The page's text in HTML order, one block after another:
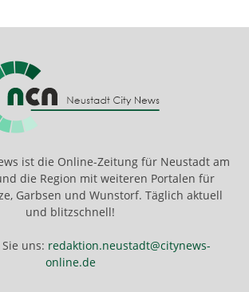
ist die Online-Zeitung für Neustadt am
die Region mit weiteren Portalen für
Garbsen und Wunstorf. Täglich aktuell
und blitzschnell!
uns: redaktion.neustadt@citynews-
online.de